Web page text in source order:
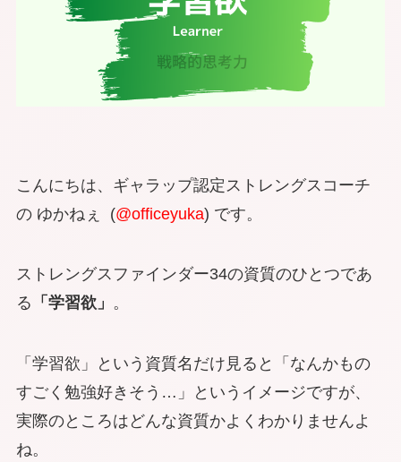
こんにちは、ギャラップ認定ストレングスコーチ
の ゆかねぇ (@officeyuka) です。
ストレングスファインダー34の資質のひとつであ
る 「学習欲」 。
「学習欲」という資質名だけ見ると「なんかもの
すごく勉強好きそう…」というイメージですが、
実際のところはどんな資質かよくわかりませんよ
ね。